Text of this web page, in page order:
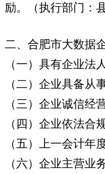
励。（执行部门：
二、合肥市大数据
（一）具有企业
（二）企业具备
（三）企业诚信经
（四）企业依法合
（五）上一会计年
（六）企业主营